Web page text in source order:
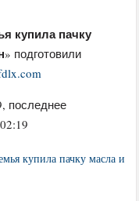
купила пачку
» подготовили
, последнее
купила пачку масла и